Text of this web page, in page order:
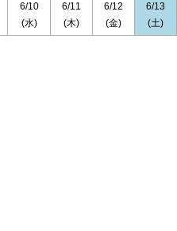
6/10
(水)
6/11
(木)
6/12
(金)
6/13
(土)